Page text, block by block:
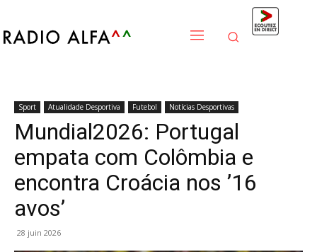
Sport Atualidade Desportiva Futebol Notícias Desportivas
Mundial2026: Portugal
empata com Colômbia e
encontra Croácia nos ’16
avos’
28 juin 2026